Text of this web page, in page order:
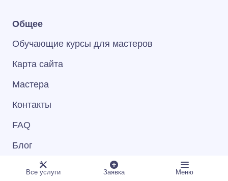
Общее
Обучающие курсы для мастеров
Карта сайта
Мастера
Контакты
FAQ
Блог
Политика конфиденциальности
Все услуги Заявка Меню